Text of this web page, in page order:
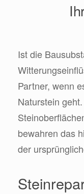
Ist die
Partner, wenn
Naturstein
bewahren das
der